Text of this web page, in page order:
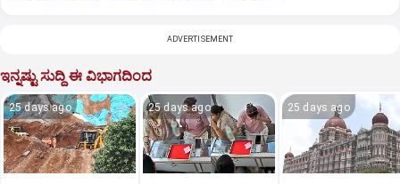
ADVERTISEMENT
ಇನ್ನಷ್ಟು ಸುದ್ದಿ ಈ ವಿಭಾಗದಿಂದ
25 days ago 25 days ago 25 days ago